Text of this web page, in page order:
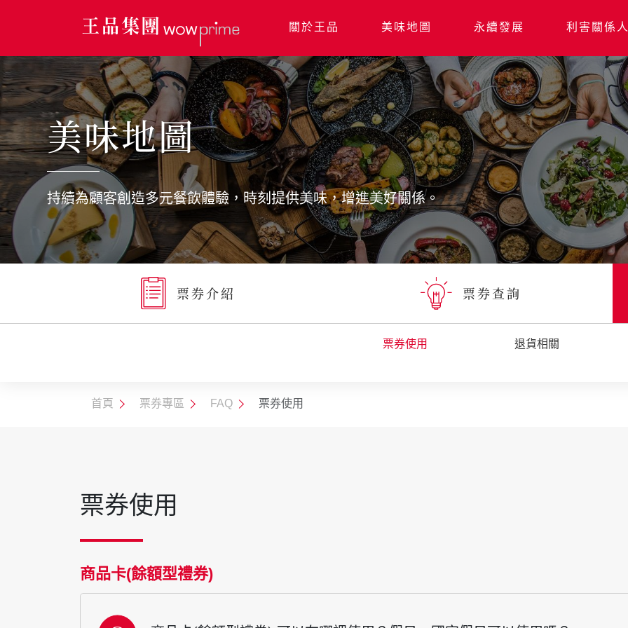
關於王品
美味地圖
永續發展
利害關係人
新聞中心
關於王品 美味地圖 永續發展 利害關係人
美味地圖
持續為顧客創造多元餐飲體驗，時刻提供美味，增進美好關係。
票券介紹 票券查詢
票券使用 退貨相關
首頁 票券專區 FAQ 票券使用
票券使用
商品卡(餘額型禮券)